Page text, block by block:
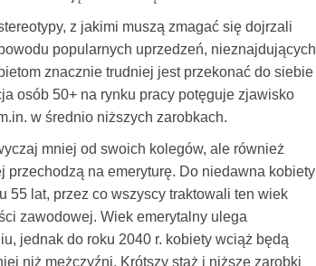
z jakimi muszą zmagać się dojrzali
popularnych uprzedzeń, nieznajdujących
znacznie trudniej jest przekonać do siebie
osób 50+ na rynku pracy potęguje zjawisko
w średnio niższych zarobkach.
mniej od swoich kolegów, ale również
przechodzą na emeryturę. Do niedawna kobiety
55 lat, przez co wszyscy traktowali ten wiek
zawodowej. Wiek emerytalny ulega
jednak do roku 2040 r. kobiety wciąż będą
niż mężczyźni. Krótszy staż i niższe zarobki